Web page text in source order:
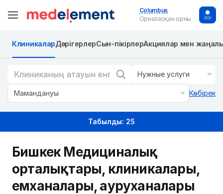
Columbus
Орналасқан орны
КлиникаларДәрігерлерСын-пікірлерАкциялар мен
Нужные услуги
Мамандануы Көбірек
Табылды: 25
Бишкек Медициналық
орталықтары, клиникалары,
емханалары, ауруханалары